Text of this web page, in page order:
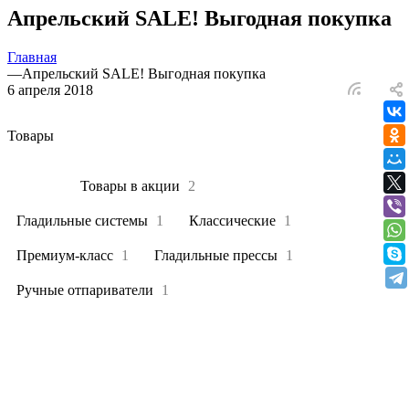
Апрельский SALE! Выгодная покупка
Главная
—Апрельский SALE! Выгодная покупка
6 апреля 2018
Товары
Товары в акции 2
Гладильные системы 1 Классические 1
Премиум-класс 1 Гладильные прессы 1
Ручные отпариватели 1